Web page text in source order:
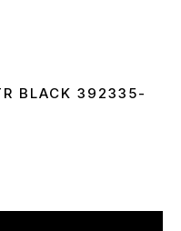
45 47
BLACK 392335-